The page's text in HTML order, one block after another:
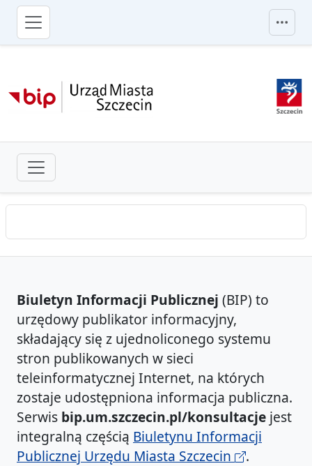
przejdź do głównego menu
Biuletyn Informacji Publicznej (BIP) to
urzędowy publikator informacyjny,
składający się z ujednoliconego systemu
stron publikowanych w sieci
teleinformatycznej Internet, na których
zostaje udostępniona informacja publiczna.
Serwis bip.um.szczecin.pl/konsultacje jest
integralną częścią Biuletynu Informacji
Publicznej Urzędu Miasta Szczecin
.